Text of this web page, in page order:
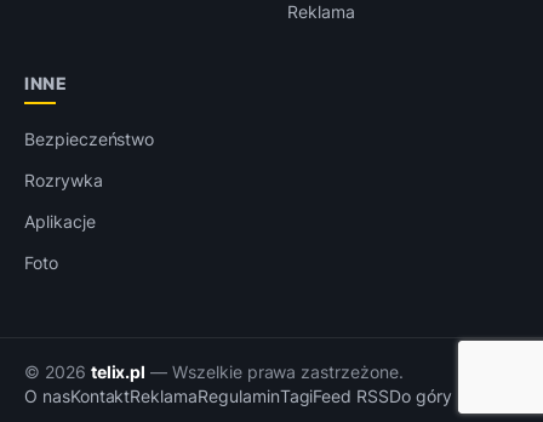
Reklama
INNE
Bezpieczeństwo
Rozrywka
Aplikacje
Foto
© 2026 telix.pl — Wszelkie prawa zastrzeżone.
O nasKontaktReklamaRegulaminTagiFeed RSSDo góry ↑